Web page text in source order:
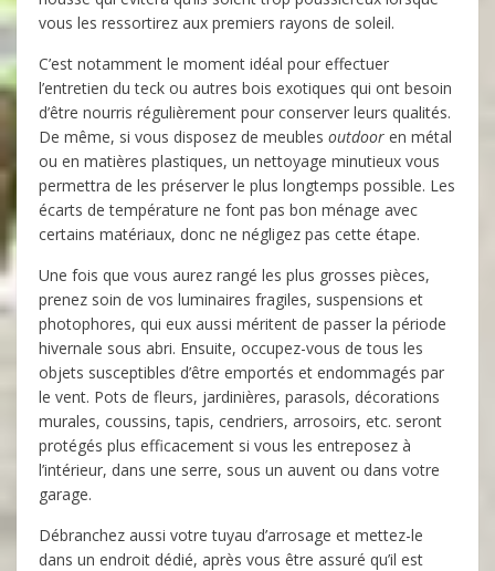
vous les ressortirez aux premiers rayons de soleil.
C’est notamment le moment idéal pour effectuer
l’entretien du teck ou autres bois exotiques qui ont besoin
d’être nourris régulièrement pour conserver leurs qualités.
De même, si vous disposez de meubles outdoor en métal
ou en matières plastiques, un nettoyage minutieux vous
permettra de les préserver le plus longtemps possible. Les
écarts de température ne font pas bon ménage avec
certains matériaux, donc ne négligez pas cette étape.
Une fois que vous aurez rangé les plus grosses pièces,
prenez soin de vos luminaires fragiles, suspensions et
photophores, qui eux aussi méritent de passer la période
hivernale sous abri. Ensuite, occupez-vous de tous les
objets susceptibles d’être emportés et endommagés par
le vent. Pots de fleurs, jardinières, parasols, décorations
murales, coussins, tapis, cendriers, arrosoirs, etc. seront
protégés plus efficacement si vous les entreposez à
l’intérieur, dans une serre, sous un auvent ou dans votre
garage.
Débranchez aussi votre tuyau d’arrosage et mettez-le
dans un endroit dédié, après vous être assuré qu’il est